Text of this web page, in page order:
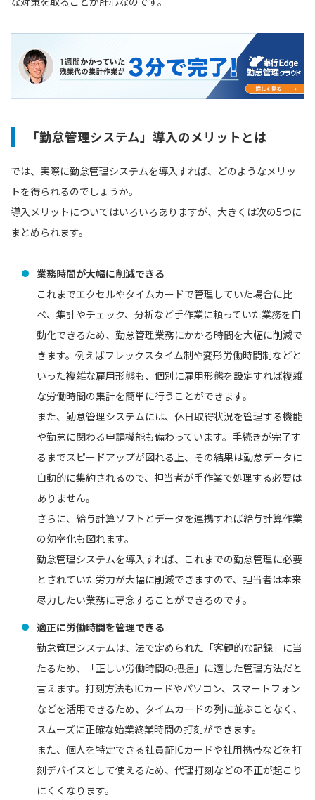
「勤怠管理システム」導入のメリットとは
では、実際に勤怠管理システムを導入すれば、どのようなメリッ
トを得られるのでしょうか。
導入メリットについてはいろいろありますが、大きくは次の5つに
まとめられます。
業務時間が大幅に削減できる
これまでエクセルやタイムカードで管理していた場合に比
べ、集計やチェック、分析など手作業に頼っていた業務を自
動化できるため、勤怠管理業務にかかる時間を大幅に削減で
きます。例えばフレックスタイム制や変形労働時間制などと
いった複雑な雇用形態も、個別に雇用形態を設定すれば複雑
な労働時間の集計を簡単に行うことができます。
また、勤怠管理システムには、休日取得状況を管理する機能
や勤怠に関わる申請機能も備わっています。手続きが完了す
るまでスピードアップが図れる上、その結果は勤怠データに
自動的に集約されるので、担当者が手作業で処理する必要は
ありません。
さらに、給与計算ソフトとデータを連携すれば給与計算作業
の効率化も図れます。
勤怠管理システムを導入すれば、これまでの勤怠管理に必要
とされていた労力が大幅に削減できますので、担当者は本来
尽力したい業務に専念することができるのです。
適正に労働時間を管理できる
勤怠管理システムは、法で定められた「客観的な記録」に当
たるため、「正しい労働時間の把握」に適した管理方法だと
言えます。打刻方法もICカードやパソコン、スマートフォン
などを活用できるため、タイムカードの列に並ぶことなく、
スムーズに正確な始業終業時間の打刻ができます。
また、個人を特定できる社員証ICカードや社用携帯などを打
刻デバイスとして使えるため、代理打刻などの不正が起こり
にくくなります。